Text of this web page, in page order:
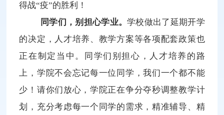
得战“疫”的胜利！
同学们，别担心学业。学校做出了延期开学
的决定，人才培养、教学方案等各项配套政策也
正在制定当中。同学们别担心，人才培养的路
上，学院不会忘记每一位同学，我们一个都不能
少！请你们放心，学院正在争分夺秒调整教学计
划，充分考虑每一个同学的需求，精准辅导、精